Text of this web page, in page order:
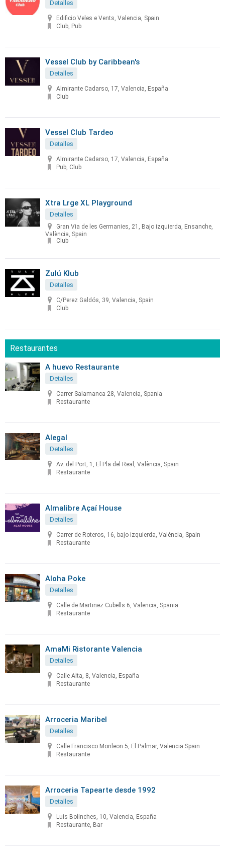
Detalles
Edificio Veles e Vents, Valencia, Spain
Club, Pub
Vessel Club by Caribbean's
Detalles
Almirante Cadarso, 17, Valencia, España
Club
Vessel Club Tardeo
Detalles
Almirante Cadarso, 17, Valencia, España
Pub, Club
Xtra Lrge XL Playground
Detalles
Gran Via de les Germanies, 21, Bajo izquierda, Ensanche,
València, Spain
Club
Zulú Klub
Detalles
C/Perez Galdós, 39, Valencia, Spain
Club
Restaurantes
A huevo Restaurante
Detalles
Carrer Salamanca 28, Valencia, Spania
Restaurante
Alegal
Detalles
Av. del Port, 1, El Pla del Real, València, Spain
Restaurante
Almalibre Açaí House
Detalles
Carrer de Roteros, 16, bajo izquierda, València, Spain
Restaurante
Aloha Poke
Detalles
Calle de Martinez Cubells 6, Valencia, Spania
Restaurante
AmaMi Ristorante Valencia
Detalles
Calle Alta, 8, Valencia, España
Restaurante
Arroceria Maribel
Detalles
Calle Francisco Monleon 5, El Palmar, Valencia Spain
Restaurante
Arroceria Tapearte desde 1992
Detalles
Luis Bolinches, 10, Valencia, España
Restaurante, Bar